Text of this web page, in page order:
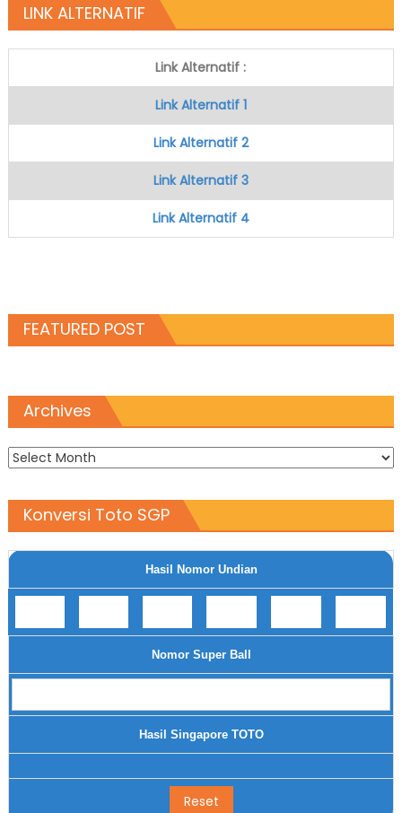
LINK ALTERNATIF
Link Alternatif :
Link Alternatif 1
Link Alternatif 2
Link Alternatif 3
Link Alternatif 4
FEATURED POST
Archives
Archives
Konversi Toto SGP
Hasil Nomor Undian
Nomor Super Ball
Hasil Singapore TOTO